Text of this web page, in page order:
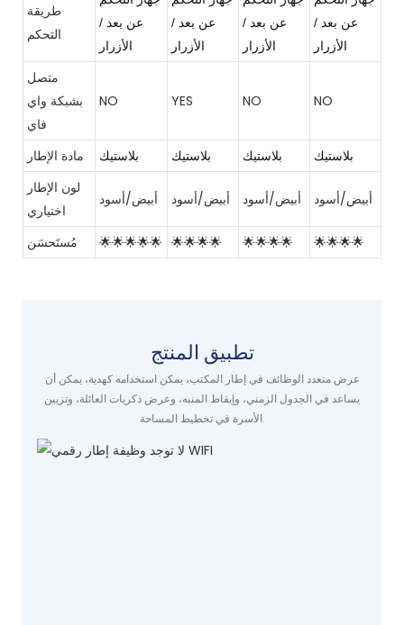
طريقة
التحكم
عن بعد /
الأزرار
عن بعد /
الأزرار
عن بعد /
الأزرار
عن بعد /
الأزرار
متصل
بشبكة واي
فاي
NO YES NO NO
مادة الإطار بلاستيك بلاستيك بلاستيك بلاستيك
لون الإطار
اختياري
أبيض/أسود أبيض/أسود أبيض/أسود أبيض/أسود
مُستَحسَن 🌟🌟🌟🌟🌟 🌟🌟🌟🌟 🌟🌟🌟🌟 🌟🌟🌟🌟
تطبيق المنتج
عرض متعدد الوظائف في إطار المكتب، يمكن استخدامه كهدية، يمكن أن
يساعد في الجدول الزمني، وإيقاظ المنبه، وعرض ذكريات العائلة، وتزيين
الأسرة في تخطيط المساحة.